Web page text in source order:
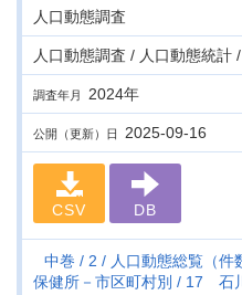
人口動態調査
人口動態調査 / 人口動態統計
調査年月 2024年
公開（更新）日 2025-09-16
CSV DB
中巻 2
人口動態総覧（件
保健所－市区町村別
17 石